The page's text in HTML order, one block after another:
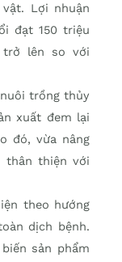
Lợi nhuận
đạt 150 triệu
trở lên so với
nuôi trồng thủy
xuất đem lại
đó, vừa nâng
thiện với
theo hướng
dịch bệnh.
sản phẩm